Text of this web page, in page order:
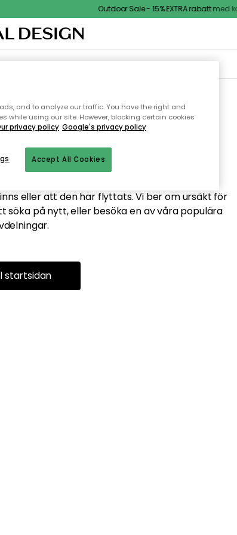
Outdoor Sale - 15% EXTRA rabatt med kod
UTEMÖBLER
sidan du söker
eller att den har flyttats. Vi ber om ursäkt för
söka på nytt, eller besöka en av våra populära
startsidan
and to analyze our traffic. You have the right and
while using our site. However, blocking certain cookies
privacy policy Google's privacy policy
Accept All Cookies